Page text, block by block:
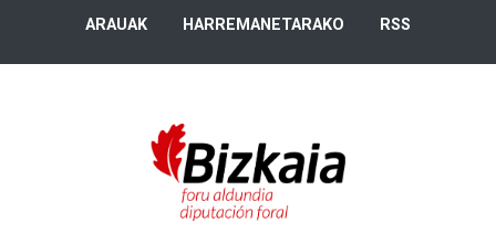
ARAUAK HARREMANETARAKO RSS